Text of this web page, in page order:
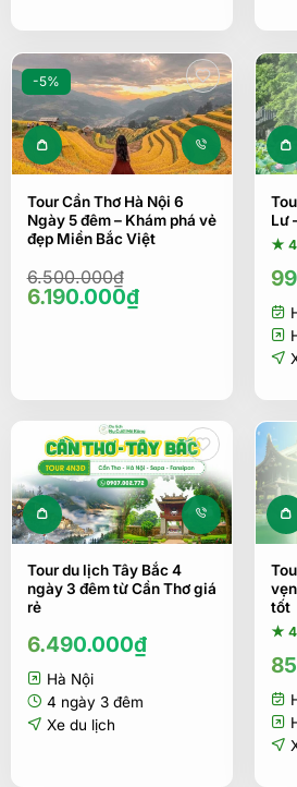
-5%
Tour Cần Thơ Hà Nội 6
Ngày 5 đêm – Khám phá vẻ
đẹp Miền Bắc Việt
6.500.000₫
Giá
6.190.000₫Giá
hiện
Lư
★
Tour du lịch Tây Bắc 4
ngày 3 đêm từ Cần Thơ giá
rẻ
6.490.000₫
Hà Nội
4 ngày 3 đêm
Xe du lịch
tốt
★